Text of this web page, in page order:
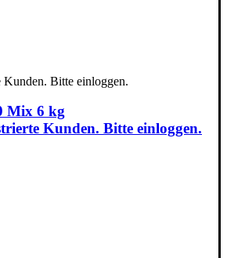
Kunden. Bitte einloggen.
Mix 6 kg
Kunden. Bitte einloggen.